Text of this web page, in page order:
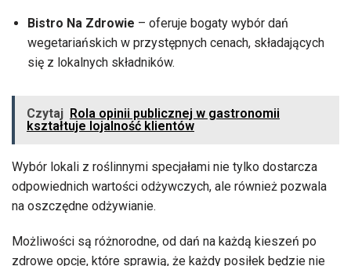
Bistro Na Zdrowie – oferuje bogaty wybór dań
wegetariańskich w przystępnych cenach, składających
się z lokalnych składników.
Czytaj Rola opinii publicznej w gastronomii
kształtuje lojalność klientów
Wybór lokali z roślinnymi specjałami nie tylko dostarcza
odpowiednich wartości odżywczych, ale również pozwala
na oszczędne odżywianie.
Możliwości są różnorodne, od dań na każdą kieszeń po
zdrowe opcje, które sprawią, że każdy posiłek będzie nie